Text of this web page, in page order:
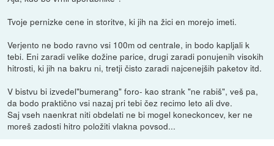
Tvoje pernizke cene in storitve, ki jih na žici en morejo imeti.
Verjento ne bodo ravno vsi 100m od centrale, in bodo kapljali k
tebi. Eni zaradi velike dožine parice, drugi zaradi ponujenih visokih
hitrosti, ki jih na bakru ni, tretji čisto zaradi najcenejših paketov itd.
V bistvu bi izvedel"bumerang" foro- kao strank "ne rabiš", veš pa,
da bodo praktično vsi nazaj pri tebi čez recimo leto ali dve.
Saj vseh naenkrat niti obdelati ne bi mogel koneckoncev, ker ne
moreš zadosti hitro položiti vlakna povsod...